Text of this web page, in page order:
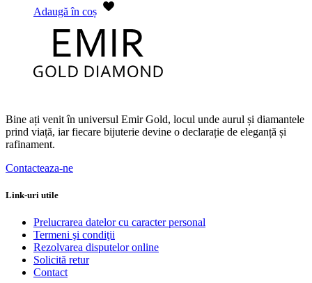
Adaugă în coș
Bine ați venit în universul Emir Gold, locul unde aurul și diamantele
prind viață, iar fiecare bijuterie devine o declarație de eleganță și
rafinament.
Contacteaza-ne
Link-uri utile
Prelucrarea datelor cu caracter personal
Termeni şi condiţii
Rezolvarea disputelor online
Solicită retur
Contact